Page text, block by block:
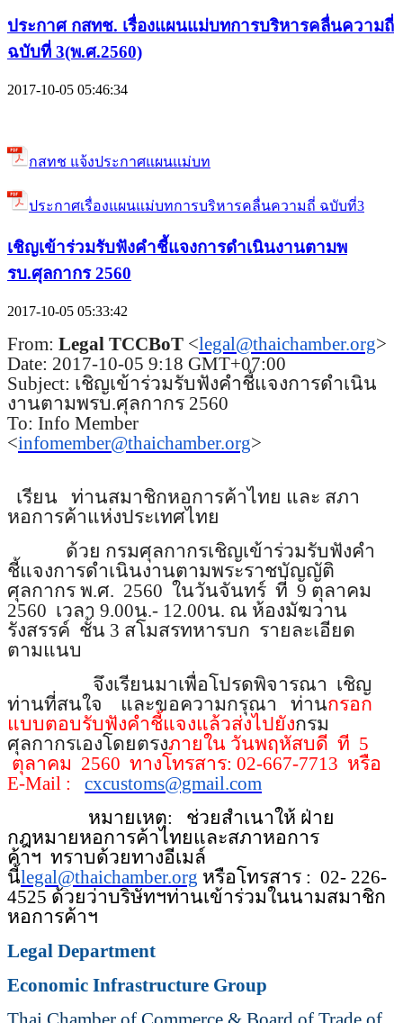
ประกาศ กสทช. เรื่องแผนแม่บทการบริหารคลื่นความถี่
ฉบับที่ 3(พ.ศ.2560)
2017-10-05 05:46:34
กสทช แจ้งประกาศแผนแม่บท
ประกาศเรื่องแผนแม่บทการบริหารคลื่นความถี่ ฉบับที่3
เชิญเข้าร่วมรับฟังคำชี้แจงการดำเนินงานตามพ
รบ.ศุลกากร 2560
2017-10-05 05:33:42
From: Legal TCCBoT <legal@thaichamber.org>
Date: 2017-10-05 9:18 GMT+07:00
Subject: เชิญเข้าร่วมรับฟังคำชี้แจงการดำเนิน
งานตามพรบ.ศุลกากร 2560
To: Info Member
<infomember@thaichamber.org>
เรียน ท่านสมาชิกหอการค้าไทย และ สภา
หอการค้าแห่งประเทศไทย
ด้วย กรมศุลกากรเชิญเข้าร่วมรับฟังคำ
ชี้แจงการดำเนินงานตามพระราชบัญญัติ
ศุลกากร พ.ศ. 2560 ในวันจันทร์ ที่ 9 ตุลาคม
2560 เวลา 9.00น.- 12.00น. ณ ห้องมัฆวาน
รังสรรค์ ชั้น 3 สโมสรทหารบก รายละเอียด
ตามแนบ
จึงเรียนมาเพื่อโปรดพิจารณา เชิญ
ท่านที่สนใจ และขอความกรุณา ท่านกรอก
แบบตอบรับฟังคำชี้แจงแล้วส่งไปยังกรม
ศุลกากรเองโดยตรงภายใน วันพฤหัสบดี ที 5
ตุลาคม 2560 ทางโทรสาร: 02-667-7713 หรือ
E-Mail : cxcustoms@gmail.com
หมายเหตุ: ช่วยสำเนาให้ ฝ่าย
กฎหมายหอการค้าไทยและสภาหอการ
ค้าฯ ทราบด้วยทางอีเมล์
นี้legal@thaichamber.org หรือโทรสาร : 02- 226-
4525 ด้วยว่าบริษัทฯท่านเข้าร่วมในนามสมาชิก
หอการค้าฯ
Legal Department
Economic Infrastructure Group